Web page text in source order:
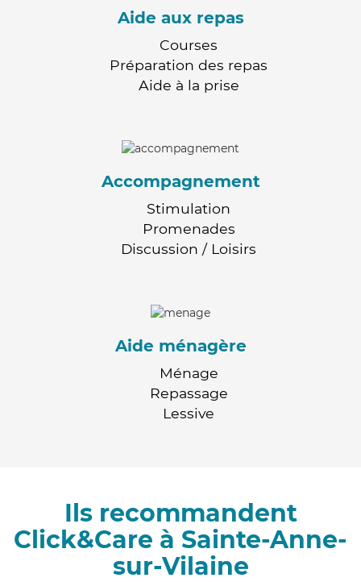
Aide aux repas
Courses
Préparation des repas
Aide à la prise
Accompagnement
Stimulation
Promenades
Discussion / Loisirs
Aide ménagère
Ménage
Repassage
Lessive
Ils recommandent
Click&Care à Sainte-Anne-
sur-Vilaine